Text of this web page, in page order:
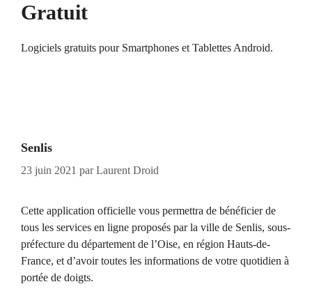
Gratuit
Logiciels gratuits pour Smartphones et Tablettes Android.
Senlis
23 juin 2021 parLaurent Droid
Cette application officielle vous permettra de bénéficier de
tous les services en ligne proposés par la ville de Senlis, sous-
préfecture du département de l’Oise, en région Hauts-de-
France, et d’avoir toutes les informations de votre quotidien à
portée de doigts.